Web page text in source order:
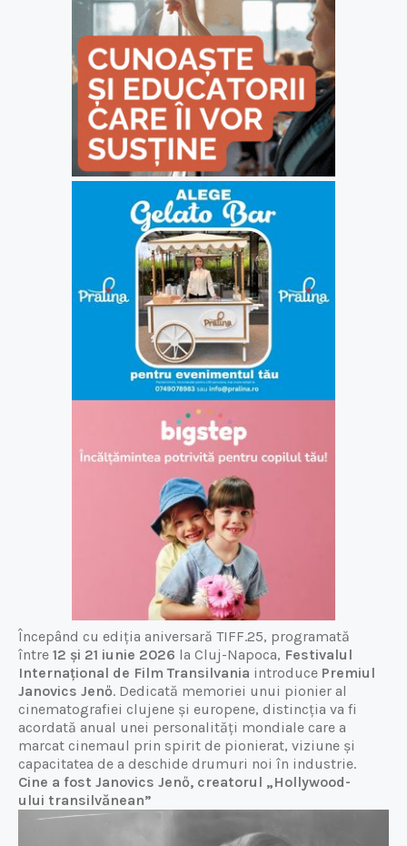
Începând cu ediția aniversară TIFF.25, programată
între 12 și 21 iunie 2026 la Cluj-Napoca, Festivalul
Internațional de Film Transilvania introduce Premiul
Janovics Jenő. Dedicată memoriei unui pionier al
cinematografiei clujene și europene, distincția va fi
acordată anual unei personalități mondiale care a
marcat cinemaul prin spirit de pionierat, viziune și
capacitatea de a deschide drumuri noi în industrie.
Cine a fost Janovics Jenő, creatorul „Hollywood-
ului transilvănean”